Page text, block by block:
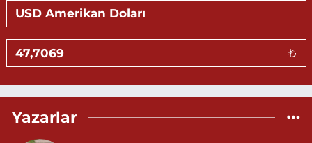
Sevlim Eczanesi
YENİ MAHALLE 514 SOKAK NO:36 ÇEÇEN MEZARLIĞININ 300
METRE ARKASI YENİ MAHALLE ASM KARŞISI 04823130747
0 (482) 313 07 47 Yol Tarifi Al
Sarohan Eczanesi
ZEYTNPINAR MAHALLESİ ROJ CADDESİ NO:30 A derik devlet
₺
Yazarlar